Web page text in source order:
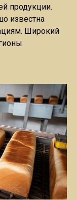
продукции.
известна
Широкий